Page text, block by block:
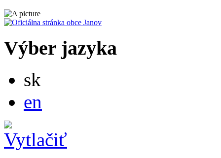
Výber jazyka
sk
en